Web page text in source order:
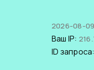
2026-08-
Ваш IP:
ID запроса: